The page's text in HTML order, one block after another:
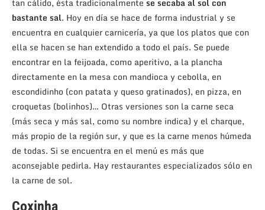
tan cálido, ésta tradicionalmente se secaba al sol con
bastante sal. Hoy en día se hace de forma industrial y se
encuentra en cualquier carnicería, ya que los platos que con
ella se hacen se han extendido a todo el país. Se puede
encontrar en la feijoada, como aperitivo, a la plancha
directamente en la mesa con mandioca y cebolla, en
escondidinho (con patata y queso gratinados), en pizza, en
croquetas (bolinhos)… Otras versiones son la carne seca
(más seca y más sal, como su nombre indica) y el charque,
más propio de la región sur, y que es la carne menos húmeda
de todas. Si se encuentra en el menú es más que
aconsejable pedirla. Hay restaurantes especializados sólo en
la carne de sol.
Coxinha